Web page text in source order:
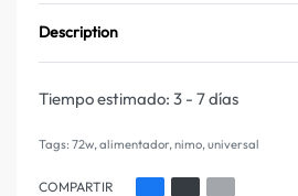
Description
Tiempo estimado: 3 - 7 días
Tags: 72w, alimentador, nimo, universal
COMPARTIR